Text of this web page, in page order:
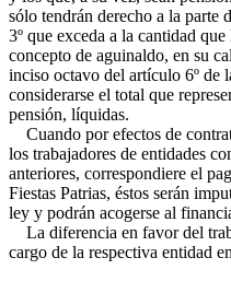
sólo tendrán derecho a la parte
3º que exceda a la cantidad
concepto de aguinaldo, en su
inciso octavo del artículo 6º de
considerarse el total que
pensión, líquidas.
Cuando por efectos de
los trabajadores de entidades
anteriores, correspondiere el
Fiestas Patrias, éstos serán
ley y podrán acogerse al
La diferencia en favor del
cargo de la respectiva entidad